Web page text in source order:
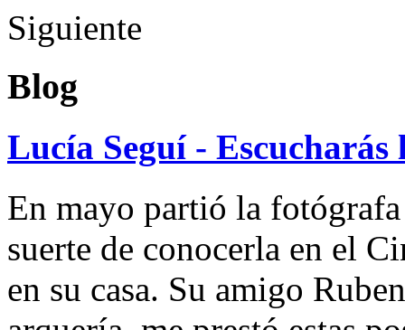
Siguiente
Blog
Lucía Seguí - Escucharás
En mayo partió la
suerte de conocerla en el
en su casa. Su amigo